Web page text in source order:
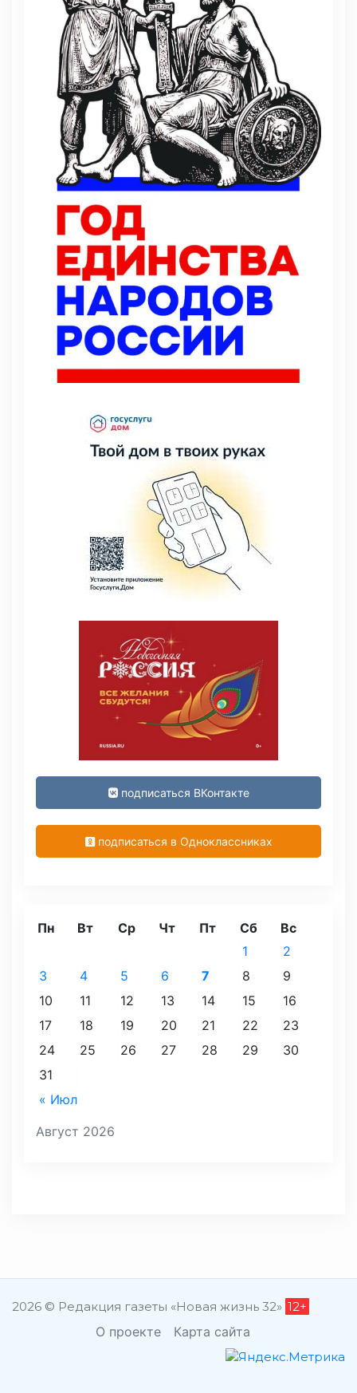
подписаться ВКонтакте
подписаться в Одноклассниках
Август 2026
Пн Вт Ср Чт Пт Сб Вс
« Июл
1
2
3
4 5 6 7 8
9
10
11 12 13 14 15
16
17
18 19 20 21 22
23
24
25 26 27 28 29
30
31
2026 © Редакция газеты «Новая жизнь 32» 12+
О проекте Карта сайта